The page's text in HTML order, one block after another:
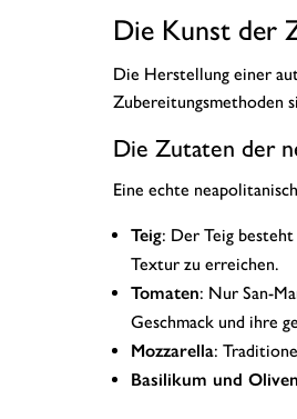
Die Kunst der
Die Herstellung einer
Zubereitungsmethoden
Die Zutaten der
Eine echte
Teig: Der Teig
Textur zu erreichen.
Tomaten: Nur San-
Geschmack und ihre
Mozzarella:
Basilikum und